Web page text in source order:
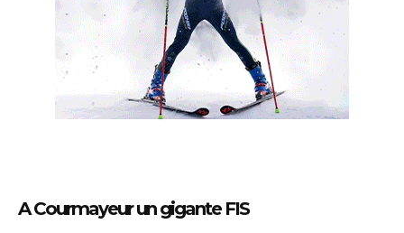
A Courmayeur un gigante FIS